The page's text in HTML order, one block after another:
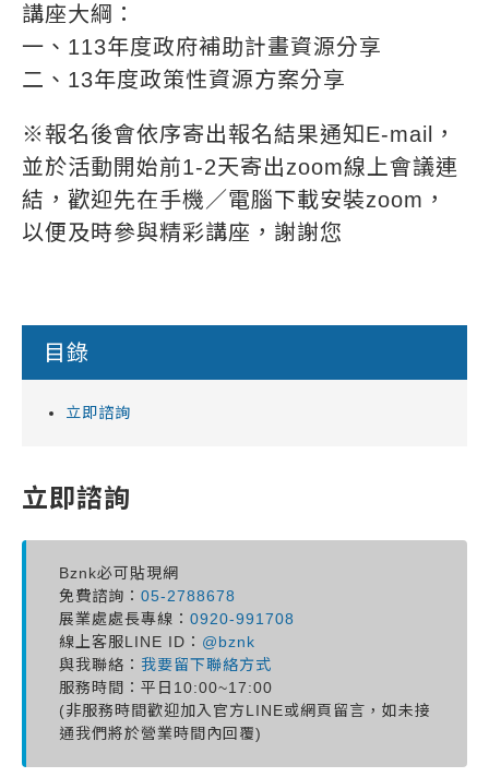
講座大綱：
一、113年度政府補助計畫資源分享
二、13年度政策性資源方案分享
※報名後會依序寄出報名結果通知E-mail，
並於活動開始前1-2天寄出zoom線上會議連
結，歡迎先在手機／電腦下載安裝zoom，
以便及時參與精彩講座，謝謝您
目錄
立即諮詢
立即諮詢
Bznk必可貼現網
免費諮詢： 05-2788678
展業處處長專線： 0920-991708
線上客服LINE ID： @bznk
與我聯絡： 我要留下聯絡方式
服務時間：平日10:00~17:00
(非服務時間歡迎加入官方LINE或網頁留言，如未接
通我們將於營業時間內回覆)